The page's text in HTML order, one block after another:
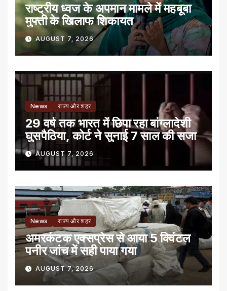
राष्ट्रीय ध्वज के अपमान मामले में महबूबा
मुफ्ती के खिलाफ शिकायत
AUGUST 7, 2026
News राज्य और शहर
29 वर्ष तक भारत में छिपा रहा बांग्लादेशी
घुसपैठिया, कोर्ट ने सुनाई 7 साल की सजा
AUGUST 7, 2026
News राज्य और शहर
अमरकंटक एक्सप्रेस से आया 5 क्विंटल
पनीर जांच में सही पाया गया
AUGUST 7, 2026